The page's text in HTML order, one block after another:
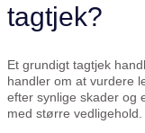
tagtjek?
Et grundigt tagtjek
handler om at vurdere
efter synlige skader og
med større vedligehold.